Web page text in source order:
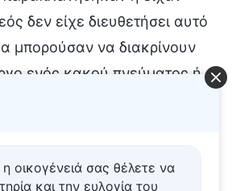
η οικογένειά σας θέλετε να
και την ευλογία του